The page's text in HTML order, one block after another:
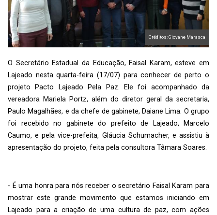
Créditos: Giovane Marasca
O Secretário Estadual da Educação, Faisal Karam, esteve em
Lajeado nesta quarta-feira (17/07) para conhecer de perto o
projeto Pacto Lajeado Pela Paz. Ele foi acompanhado da
vereadora Mariela Portz, além do diretor geral da secretaria,
Paulo Magalhães, e da chefe de gabinete, Daiane Lima. O grupo
foi recebido no gabinete do prefeito de Lajeado, Marcelo
Caumo, e pela vice-prefeita, Gláucia Schumacher, e assistiu à
apresentação do projeto, feita pela consultora Tâmara Soares.
- É uma honra para nós receber o secretário Faisal Karam para
mostrar este grande movimento que estamos iniciando em
Lajeado para a criação de uma cultura de paz, com ações